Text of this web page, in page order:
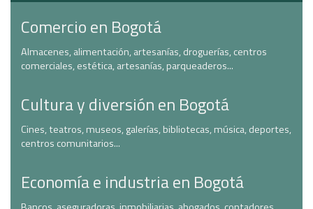
Comercio en Bogotá
Almacenes, alimentación, artesanías, droguerías, centros
comerciales, estética, artesanías, parqueaderos...
Cultura y diversión en Bogotá
Cines, teatros, museos, galerías, bibliotecas, música, deportes,
centros comunitarios...
Economía e industria en Bogotá